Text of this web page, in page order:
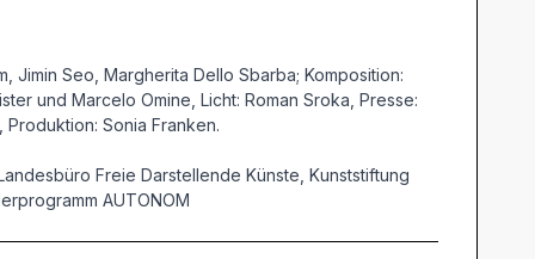
Jimin Seo, Margherita Dello Sbarba; Komposition:
und Marcelo Omine, Licht: Roman Sroka, Presse:
Produktion: Sonia Franken.
Freie Darstellende Künste, Kunststiftung
AUTONOM